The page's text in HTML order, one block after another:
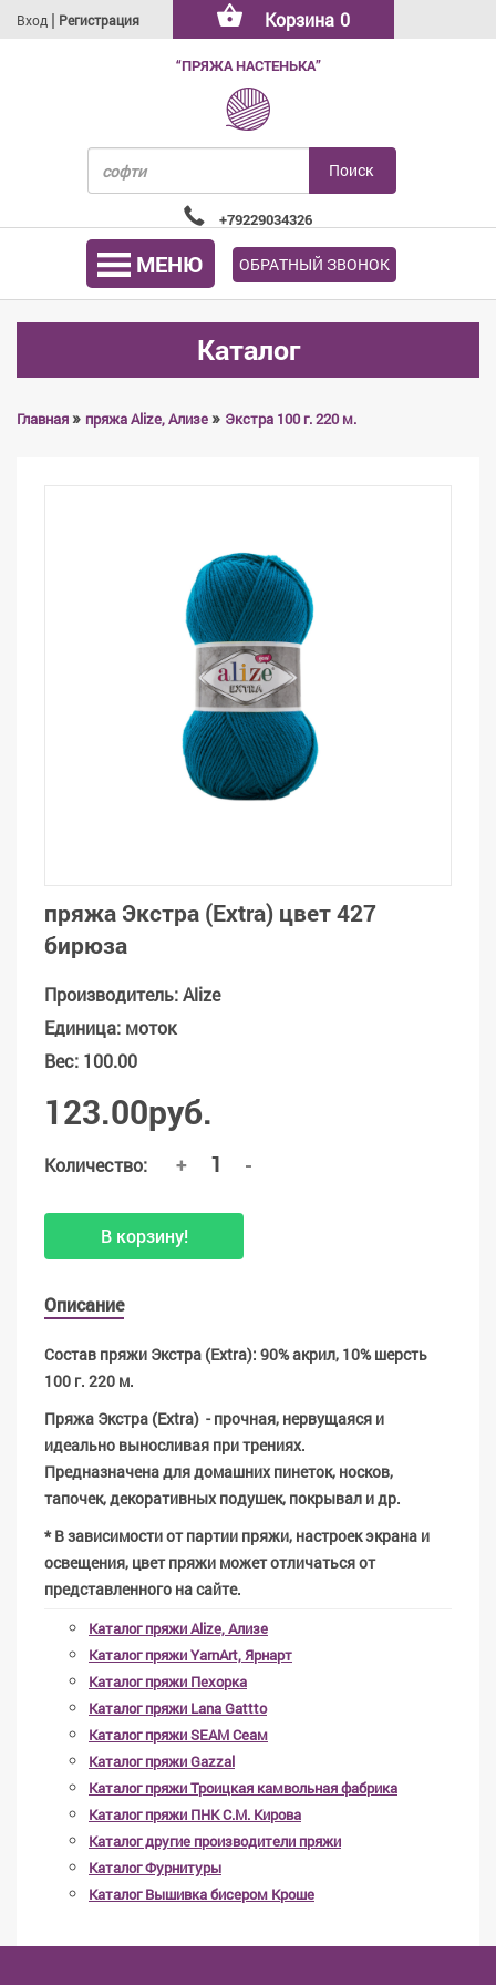
Вход | Регистрация Корзина 0
“ПРЯЖА НАСТЕНЬКА”
+79229034326
МЕНЮ ОБРАТНЫЙ ЗВОНОК
Каталог
Главная» пряжа Alize, Ализе» Экстра 100 г. 220 м.
пряжа Экстра (Extra) цвет 427
бирюза
Производитель:Alize
Единица: моток
Вес: 100.00
123.00руб.
Количество: + -
В корзину!
Описание
Состав пряжи Экстра (Extra): 90% акрил, 10% шерсть
100 г. 220 м.
Пряжа Экстра (Extra) - прочная, нервущаяся и
идеально выносливая при трениях.
Предназначена для домашних пинеток, носков,
тапочек, декоративных подушек, покрывал и др.
* В зависимости от партии пряжи, настроек экрана и
освещения, цвет пряжи может отличаться от
представленного на сайте.
Каталог пряжи Alize, Ализе
Каталог пряжи YarnArt, Ярнарт
Каталог пряжи Пехорка
Каталог пряжи Lana Gattto
Каталог пряжи SEAM Сеам
Каталог пряжи Gazzal
Каталог пряжи Троицкая камвольная фабрика
Каталог пряжи ПНК С.М. Кирова
Каталог другие производители пряжи
Каталог Фурнитуры
Каталог Вышивка бисером Кроше